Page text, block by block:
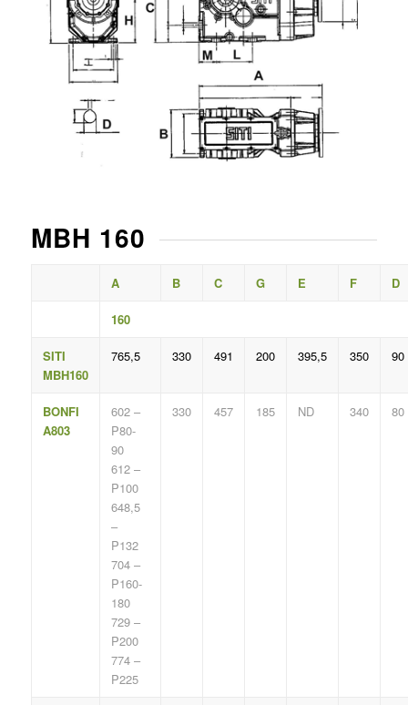
MBH 160
A B C G E F D
160
SITI
MBH160
765,5 330 491 200 395,5 350 90
BONFI
A803
602 –
P80-
90
612 –
P100
648,5
–
P132
704 –
P160-
180
729 –
P200
774 –
P225
330 457 185 ND 340 80